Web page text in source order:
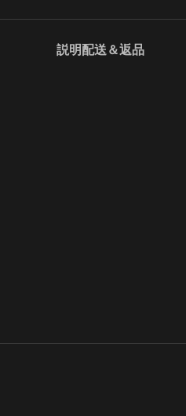
説明配送＆返品